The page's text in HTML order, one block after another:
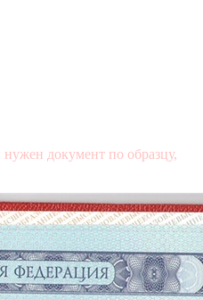
документ по образцу,